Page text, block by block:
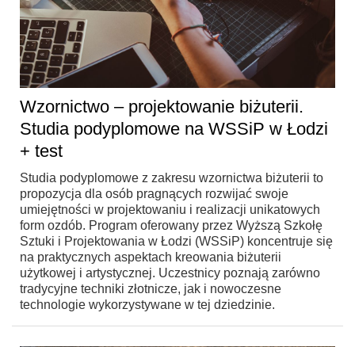
Wzornictwo – projektowanie biżuterii.
Studia podyplomowe na WSSiP w Łodzi
+ test
Studia podyplomowe z zakresu wzornictwa biżuterii to
propozycja dla osób pragnących rozwijać swoje
umiejętności w projektowaniu i realizacji unikatowych
form ozdób. Program oferowany przez Wyższą Szkołę
Sztuki i Projektowania w Łodzi (WSSiP) koncentruje się
na praktycznych aspektach kreowania biżuterii
użytkowej i artystycznej. Uczestnicy poznają zarówno
tradycyjne techniki złotnicze, jak i nowoczesne
technologie wykorzystywane w tej dziedzinie.